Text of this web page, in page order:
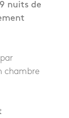
nuits de
chambre